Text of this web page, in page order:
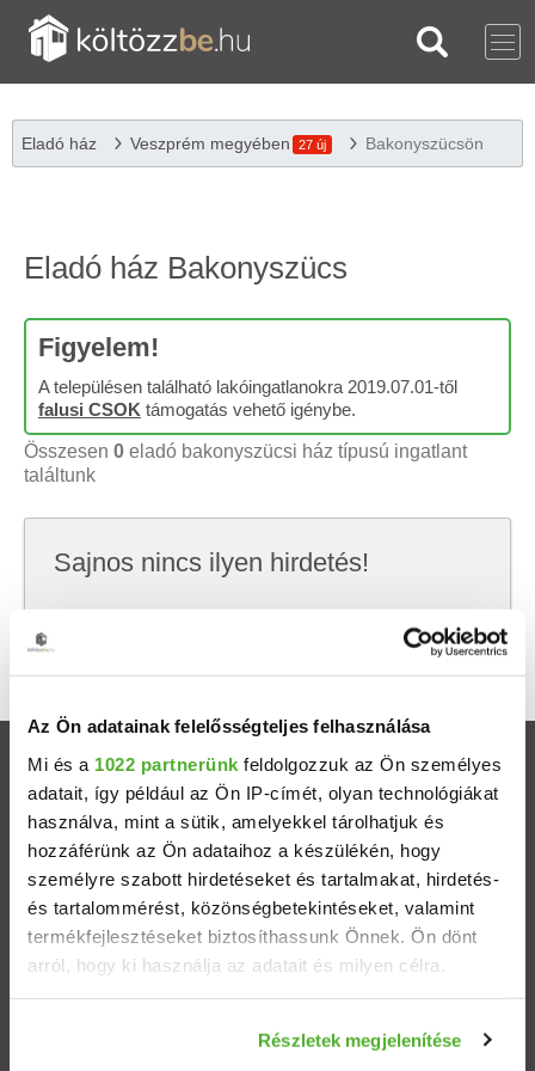
Az Ön adatainak felelősségteljes felhasználása
Mi és a 1022 partnerünk feldolgozzuk az Ön személyes
adatait, így például az Ön IP-címét, olyan technológiákat
használva, mint a sütik, amelyekkel tárolhatjuk és
hozzáférünk az Ön adataihoz a készülékén, hogy
személyre szabott hirdetéseket és tartalmakat, hirdetés-
és tartalommérést, közönségbetekintéseket, valamint
termékfejlesztéseket biztosíthassunk Önnek. Ön dönt
arról, hogy ki használja az adatait és milyen célra.
Információgyűjtés az Ön földrajzi elhelyezkedéséről
Részletek megjelenítése
Eladó ház Veszprém megyében 27 új Bakonyszücsön
Eladó ház Bakonyszücs
Figyelem!
A településen található lakóingatlanokra 2019.07.01-től
falusi CSOK támogatás vehető igénybe.
Összesen 0 eladó bakonyszücsi ház típusú ingatlant
találtunk
Sajnos nincs ilyen hirdetés!
keresni, hátha akkor megtalálod, amit keresel.
Ingatlanok
Eladó házak
Eladó lakások
Települések